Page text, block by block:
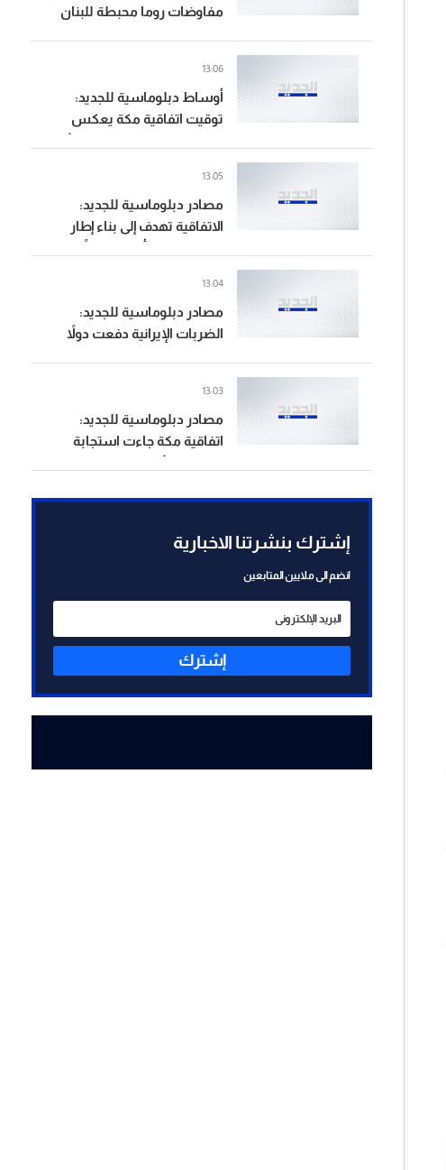
مفاوضات روما محبطة للبنان
أوساط دبلوماسية للجديد:
توقيت اتفاقية مكة يعكس
الرياض وأنقرة وإسلام آباد جزءاً
من الاستعداد لمواجهة مخاطر
المرحلة المقبلة
13:06
مصادر دبلوماسية للجديد:
الاتفاقية تهدف إلى بناء إطار
دون أن ترقى إلى تشكيل حلف
عسكري هجومي
13:05
مصادر دبلوماسية للجديد:
الضربات الإيرانية دفعت دولاً
أثبتت التطورات أن أي مواجهة
واسعة قد تمتد تداعياتها إلى أكثر
من دولة
13:04
مصادر دبلوماسية للجديد:
اتفاقية مكة جاءت استجابة
المواجهة الأخيرة بين إيران
13:03
إشترك بنشرتنا الاخبارية
انضم الى ملايين المتابعين
إشترك